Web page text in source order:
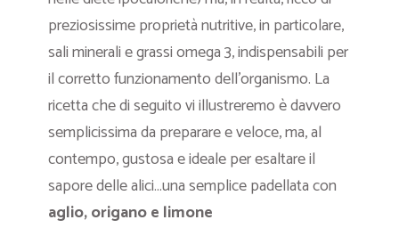
preziosissime proprietà nutritive, in particolare,
sali minerali e grassi omega 3, indispensabili per
il corretto funzionamento dell’organismo. La
ricetta che di seguito vi illustreremo è davvero
semplicissima da preparare e veloce, ma, al
contempo, gustosa e ideale per esaltare il
sapore delle alici…una semplice padellata con
aglio, origano e limone